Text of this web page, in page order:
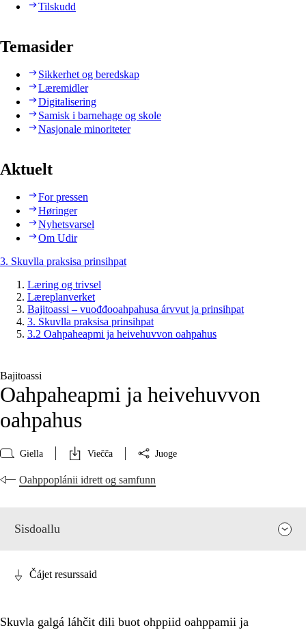
Tilskudd
Temasider
Sikkerhet og beredskap
Læremidler
Digitalisering
Samisk i barnehage og skole
Nasjonale minoriteter
Aktuelt
For pressen
Høringer
Nyhetsvarsel
Om Udir
3. Skuvlla praksisa prinsihpat
Læring og trivsel
Læreplanverket
Bajitoassi – vuođđooahpahusa árvvut ja prinsihpat
3. Skuvlla praksisa prinsihpat
3.2 Oahpaheapmi ja heivehuvvon oahpahus
Bajitoassi
Oahpaheapmi ja heivehuvvon
oahpahus
Giella Viečča Juoge
Oahppoplánii idrett og samfunn
Sisdoallu
Čájet resurssaid
Skuvla galgá láhčit dili buot ohppiid oahppamii ja